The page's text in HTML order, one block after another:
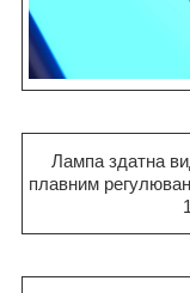
Лампа здатна
плавним